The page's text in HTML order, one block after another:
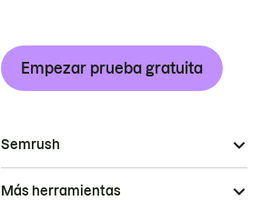
Empezar prueba gratuita
Semrush
Más herramientas